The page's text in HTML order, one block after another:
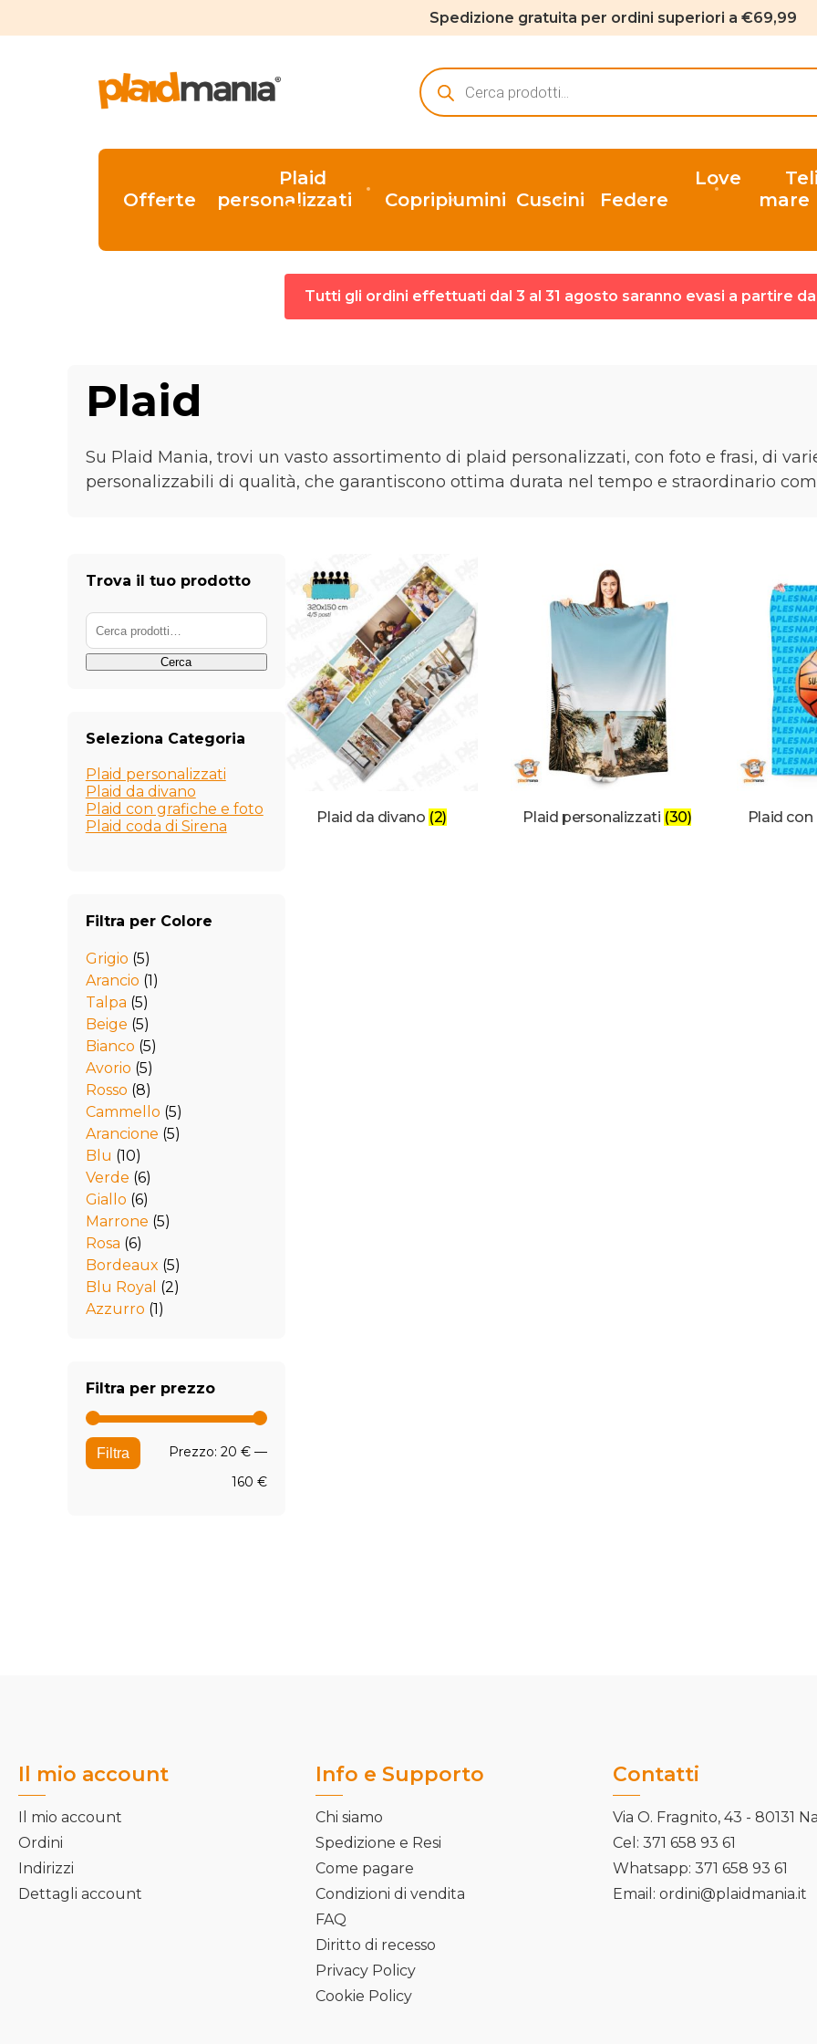
Spedizione gratuita per ordini superiori a €69,99
Ricerca
prodotti
Offerte
Plaid
personalizzati
Copripiumini Cuscini Federe
Love
mare
Tutti gli ordini effettuati dal 3 al 31 agosto saranno evasi a partire
Plaid
Su Plaid Mania, trovi un vasto assortimento di plaid personalizzati, con foto e frasi, di
personalizzabili di qualità, che garantiscono ottima durata nel tempo e straordinario
Trova il tuo prodotto
Cerca:
Cerca
Seleziona Categoria
Plaid personalizzati
Plaid da divano
Plaid con grafiche e foto
Plaid coda di Sirena
Filtra per Colore
Grigio (5)
Arancio (1)
Talpa (5)
Beige (5)
Bianco (5)
Avorio (5)
Rosso (8)
Cammello (5)
Arancione (5)
Blu (10)
Verde (6)
Giallo (6)
Marrone (5)
Rosa (6)
Bordeaux (5)
Blu Royal (2)
Azzurro (1)
Filtra per prezzo
Prezzo
Min
Prezzo
Max
Filtra Prezzo:20 € —
160 €
Plaid da divano (2) Plaid personalizzati (30) Plaid
Il mio account
Il mio account
Ordini
Indirizzi
Dettagli account
Info e Supporto
Chi siamo
Spedizione e Resi
Come pagare
Condizioni di vendita
FAQ
Diritto di recesso
Privacy Policy
Cookie Policy
Contatti
Via O. Fragnito, 43 - 80131
Cel: 371 658 93 61
Whatsapp: 371 658 93 61
Email: ordini@plaidmania.it